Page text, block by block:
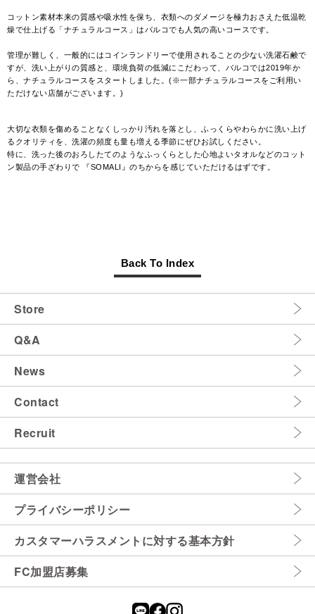
コットン素材本来の質感や吸水性を保ち、衣類へのダメージを極力おさえた低温乾
燥で仕上げる「ナチュラルコース」はバルコでも人気の高いコースです。
管理が難しく、一般的にはコインランドリーで使用されることの少ない洗濯石鹸で
すが、洗い上がりの質感と、環境負荷の低減にこだわって、バルコでは2019年か
ら、ナチュラルコースをスタートしました。(※一部ナチュラルコースをご利用い
ただけない店舗がございます。)
大切な衣類を傷めることなくしっかり汚れを落とし、ふっくらやわらかに洗い上げ
るクオリティを、洗濯の頻度も量も増える季節にぜひお試しください。
特に、洗った後のおろしたてのようなふっくらとした心地よいタオルなどのコット
ン製品の手ざわりで 『SOMALI』のちからを感じていただけるはずです。
Back To Index
Store
Q&A
News
Contact
Recruit
運営会社
プライバシーポリシー
カスタマーハラスメントに対する基本方針
FC加盟店募集